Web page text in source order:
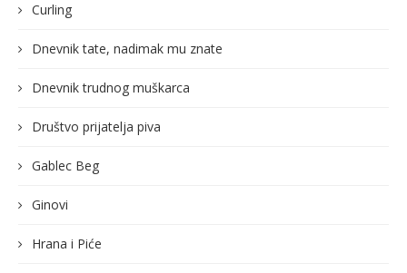
Curling
Dnevnik tate, nadimak mu znate
Dnevnik trudnog muškarca
Društvo prijatelja piva
Gablec Beg
Ginovi
Hrana i Piće